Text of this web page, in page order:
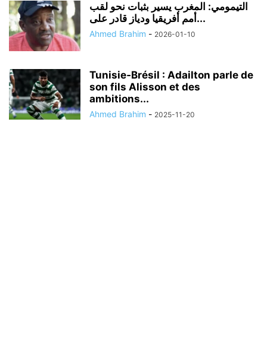
التيمومي: المغرب يسير بثبات نحو لقب
أمم أفريقيا ودياز قادر على...
Ahmed Brahim - 2026-01-10
Tunisie‑Brésil : Adailton parle de
son fils Alisson et des
ambitions...
Ahmed Brahim - 2025-11-20